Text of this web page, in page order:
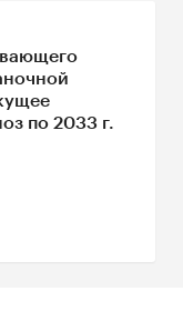
по 2033 г.